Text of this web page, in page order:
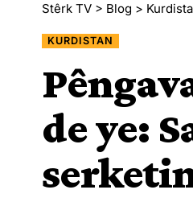
Stêrk TV > Blog >
KURDISTAN
de ye: